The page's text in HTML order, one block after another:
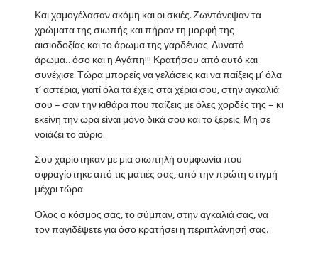
Και χαμογέλασαν ακόμη και οι σκιές. Ζωντάνεψαν τα
χρώματα της σιωπής και πήραν τη μορφή της
αισιοδοξίας και το άρωμα της γαρδένιας. Δυνατό
άρωμα…όσο και η Αγάπη!!! Κρατήσου από αυτό και
συνέχισε. Τώρα μπορείς να γελάσεις και να παίξεις μ’ όλα
τ’ αστέρια, γιατί όλα τα έχεις στα χέρια σου, στην αγκαλιά
σου – σαν την κιθάρα που παίζεις με όλες χορδές της – κι
εκείνη την ώρα είναι μόνο δικά σου και το ξέρεις. Μη σε
νοιάζει το αύριο.
Σου χαρίστηκαν με μια σιωπηλή συμφωνία που
σφραγίστηκε από τις ματιές σας, από την πρώτη στιγμή
μέχρι τώρα.
Όλος ο κόσμος σας, το σύμπαν, στην αγκαλιά σας, να
τον παγιδέψετε για όσο κρατήσει η περιπλάνησή σας.